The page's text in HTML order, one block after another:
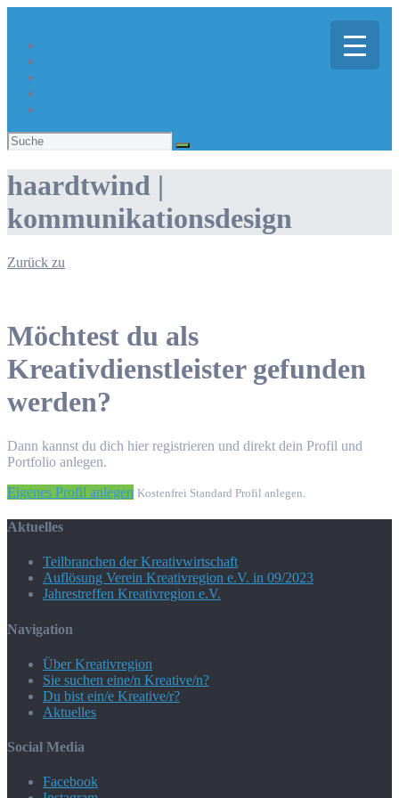
Suchen
nach:
haardtwind |
kommunikationsdesign
Zurück zu
Möchtest du als
Kreativdienstleister gefunden
werden?
Dann kannst du dich hier registrieren und direkt dein Profil und
Portfolio anlegen.
Eigenes Profil anlegen Kostenfrei Standard Profil anlegen.
Aktuelles
Teilbranchen der Kreativwirtschaft
Auflösung Verein Kreativregion e.V. in 09/2023
Jahrestreffen Kreativregion e.V.
Navigation
Über Kreativregion
Sie suchen eine/n Kreative/n?
Du bist ein/e Kreative/r?
Aktuelles
Social Media
Facebook